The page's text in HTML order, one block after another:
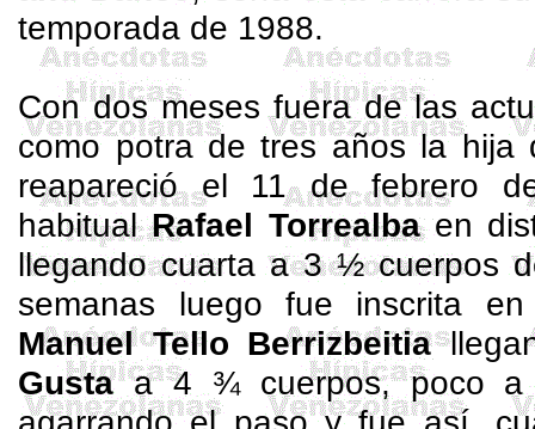
temporada de 1988.
Con dos meses fuera de las
como potra de tres años la hija
reapareció el 11 de febrero
habitualRafael Torrealbaen
llegando cuarta a 3 ½ cuerpos
semanas luego fue inscrita
Manuel Tello Berrizbeitia
Gustaa 4 ¾ cuerpos, poco a